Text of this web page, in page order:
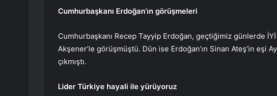
Cumhurbaşkanı Erdoğan’ın görüşmeleri
Cumhurbaşkanı Recep Tayyip Erdoğan, geçtiğimiz günlerde
Akşener’le görüşmüştü. Dün ise Erdoğan’ın Sinan Ateş’in eşi
çıkmıştı.
Lider Türkiye hayali ile yürüyoruz